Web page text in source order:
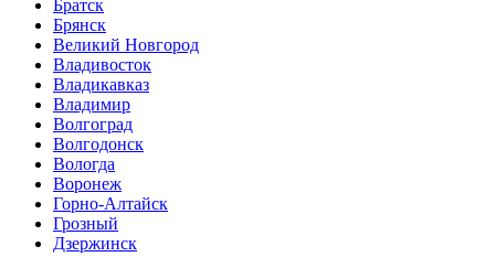
Братск
Брянск
Великий Новгород
Владивосток
Владикавказ
Владимир
Волгоград
Волгодонск
Вологда
Воронеж
Горно-Алтайск
Грозный
Дзержинск